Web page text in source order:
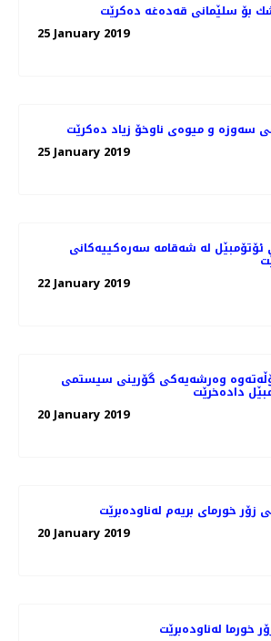
بۆ سلێمانی قەدەغە دەكرێت
25 January 2019
سەوزە و میوەی ناوخۆ زیاد دەكرێت
25 January 2019
ئۆتۆمبێل له‌ شه‌قامه‌ سه‌ره‌كییه‌كانی
22 January 2019
وه‌رشه‌یه‌كی گۆرینی سیستمی
20 January 2019
20 January 2019
خورما له‌ناوده‌برێت